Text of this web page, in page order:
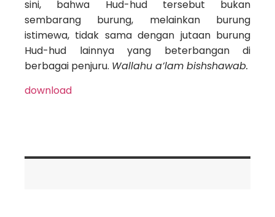
sini, bahwa Hud-hud tersebut bukan
sembarang burung, melainkan burung
istimewa, tidak sama dengan jutaan burung
Hud-hud lainnya yang beterbangan di
berbagai penjuru. Wallahu a’lam bishshawab.
download